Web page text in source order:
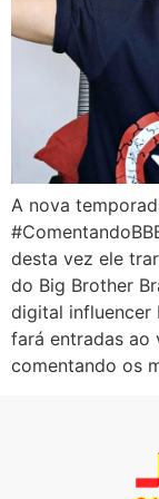
A nova
desta vez ele
do Big Brother
digital influencer
fará entradas ao
comentando os